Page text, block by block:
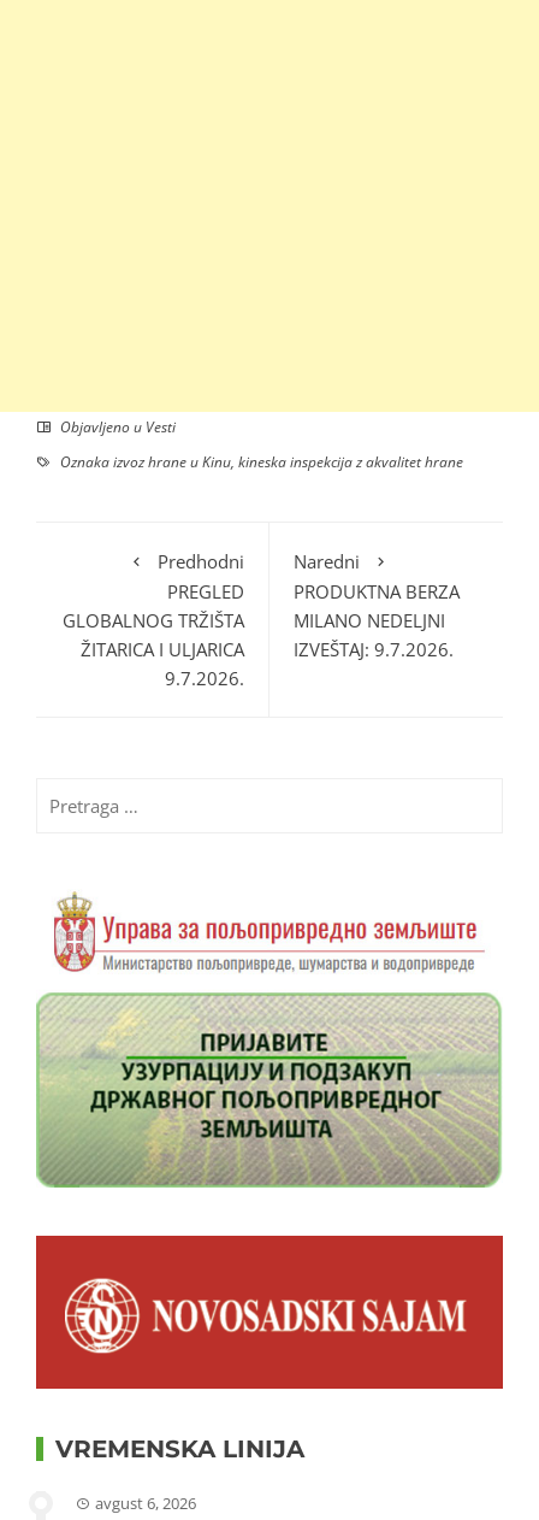
Objavljeno u Vesti
Oznakaizvoz hrane u Kinu, kineska inspekcija z akvalitet hrane
Predhodni
PREGLED
GLOBALNOG TRŽIŠTA
ŽITARICA I ULJARICA
9.7.2026.
Naredni
PRODUKTNA BERZA
MILANO NEDELJNI
IZVEŠTAJ: 9.7.2026.
za:
VREMENSKA LINIJA
avgust 6, 2026